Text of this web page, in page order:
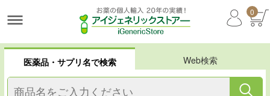
0
医薬品・サプリ名で検索 Web検索